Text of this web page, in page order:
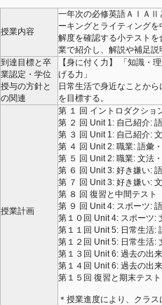
授業内容
一年次の必修英語ＡⅠＡⅡ
ーキングとライティング
解度を確認する小テスト
業で紹介し、解説や補足
到達目標と卒
業認定・学位
授与の方針と
の関連
【身に付く力】 「知識・
げる力」
日常生活で身近なことか
を目標する。
授業計画
第 １ 回 イントロダクショ
第 ２ 回 Unit 1: 自己紹介:
第 ３ 回 Unit 1: 自己紹介:
第 ４ 回 Unit 2: 職業: 語彙
第 ５ 回 Unit 2: 職業: 文法
第 ６ 回 Unit 3: 好き嫌い:
第 ７ 回 Unit 3: 好き嫌い:
第 ８ 回 復習と中間テスト
第 ９ 回 Unit 4: スポーツ:
第１０回 Unit 4: スポーツ:
第１１回 Unit 5: 日常生活:
第１２回 Unit 5: 日常生活:
第１３回 Unit 6: 過去の出
第１４回 Unit 6: 過去の出
第１５回 復習と期末テスト
＊授業進度により、クラ